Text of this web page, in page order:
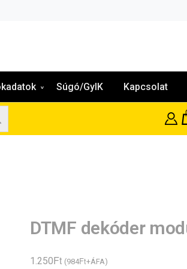
Súgó/GyIK Kapcsolat
DTMF dekóder
1.250Ft (984Ft+ÁFA)